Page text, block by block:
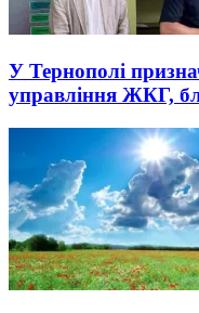
У Тернополі
управління ЖКГ,